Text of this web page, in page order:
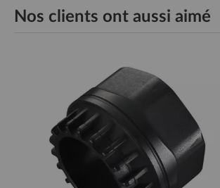
Nos clients ont aussi aimé